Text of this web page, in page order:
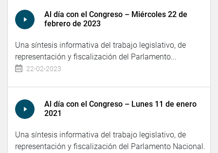
Al día con el Congreso – Miércoles 22 de
febrero de 2023
Una síntesis informativa del trabajo legislativo, de
representación y fiscalización del Parlamento...
22-02-2023
Al día con el Congreso – Lunes 11 de enero
2021
Una síntesis informativa del trabajo legislativo, de
representación y fiscalización del Parlamento Nacional.